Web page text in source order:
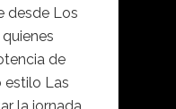
desde Los
de
estilo Las